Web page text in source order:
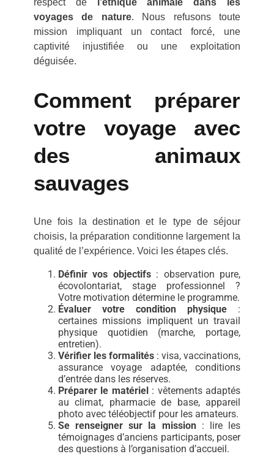
respect de
l’éthique animale dans les
voyages de nature. Nous refusons toute
mission impliquant un contact forcé, une
captivité injustifiée ou une exploitation
déguisée.
Comment préparer
votre voyage avec
des animaux
sauvages
Une fois la destination et le type de séjour
choisis, la préparation conditionne largement la
qualité de l’expérience. Voici les étapes clés.
Définir vos objectifs: observation pure,
écovolontariat, stage professionnel ?
Votre motivation détermine le programme.
Évaluer votre condition physique :
certaines missions impliquent un travail
physique quotidien (marche, portage,
entretien).
Vérifier les formalités : visa, vaccinations,
assurance voyage adaptée, conditions
d’entrée dans les réserves.
Préparer le matériel : vêtements adaptés
au climat, pharmacie de base, appareil
photo avec téléobjectif pour les amateurs.
Se renseigner sur la mission: lire les
témoignages d’anciens participants, poser
des questions à l’organisation d’accueil.